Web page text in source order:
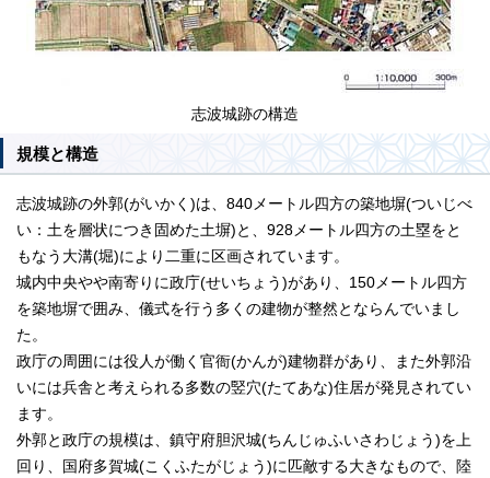
志波城跡の構造
規模と構造
志波城跡の外郭(がいかく)は、840メートル四方の築地塀(ついじべ
い：土を層状につき固めた土塀)と、928メートル四方の土塁をと
もなう大溝(堀)により二重に区画されています。
城内中央やや南寄りに政庁(せいちょう)があり、150メートル四方
を築地塀で囲み、儀式を行う多くの建物が整然とならんでいまし
た。
政庁の周囲には役人が働く官衙(かんが)建物群があり、また外郭沿
いには兵舎と考えられる多数の竪穴(たてあな)住居が発見されてい
ます。
外郭と政庁の規模は、鎮守府胆沢城(ちんじゅふいさわじょう)を上
回り、国府多賀城(こくふたがじょう)に匹敵する大きなもので、陸